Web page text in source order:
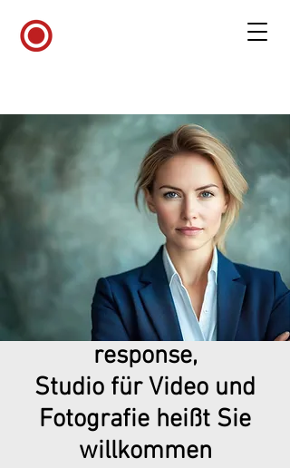
response,
Studio für Video und
Fotografie heißt Sie
willkommen